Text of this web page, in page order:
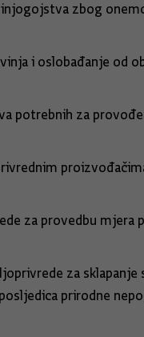
zbog
i oslobađanje od
potrebnih za
za provedbu mjera
za
prirodne